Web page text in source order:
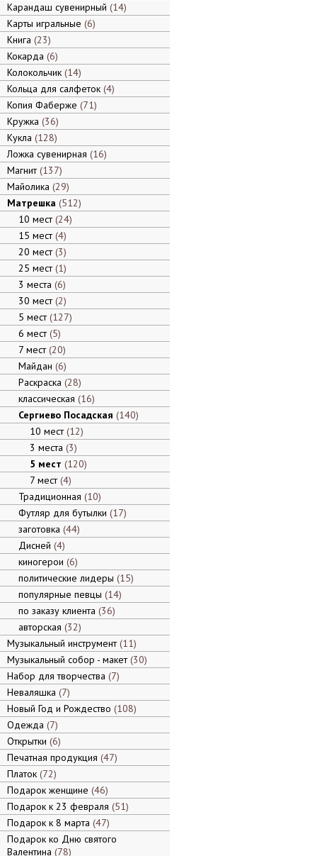
Карандаш сувенирный 14
Карты игральные 6
Книга 23
Кокарда 6
Колокольчик 14
Кольца для салфеток 4
Копия Фаберже 71
Кружка 36
Кукла 128
Ложка сувенирная 16
Магнит 137
Майолика 29
Матрешка 512
10 мест 24
15 мест 4
20 мест 3
25 мест 1
3 места 6
30 мест 2
5 мест 127
6 мест 5
7 мест 20
Майдан 6
Раскраска 28
классическая 16
Сергиево Посадская 140
10 мест 12
3 места 3
5 мест 120
7 мест 4
Традиционная 10
Футляр для бутылки 17
заготовка 44
Дисней 4
киногерои 6
политические лидеры 15
популярные певцы 14
по заказу клиента 36
авторская 32
Музыкальный инструмент 11
Музыкальный собор - макет 30
Набор для творчества 7
Неваляшка 7
Новый Год и Рождество 108
Одежда 7
Открытки 6
Печатная продукция 47
Платок 72
Подарок женщине 46
Подарок к 23 февраля 51
Подарок к 8 марта 47
Подарок ко Дню святого
Валентина 78